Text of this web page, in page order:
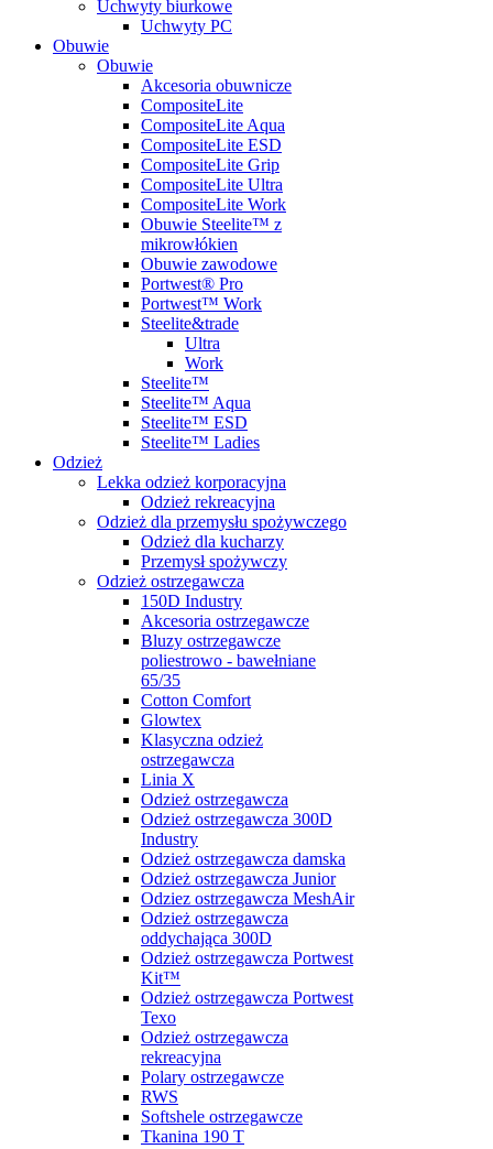
Uchwyty biurkowe
Uchwyty PC
Obuwie
Obuwie
Akcesoria obuwnicze
CompositeLite
CompositeLite Aqua
CompositeLite ESD
CompositeLite Grip
CompositeLite Ultra
CompositeLite Work
Obuwie Steelite™ z
mikrowłókien
Obuwie zawodowe
Portwest® Pro
Portwest™ Work
Steelite&trade
Ultra
Work
Steelite™
Steelite™ Aqua
Steelite™ ESD
Steelite™ Ladies
Odzież
Lekka odzież korporacyjna
Odzież rekreacyjna
Odzież dla przemysłu spożywczego
Odzież dla kucharzy
Przemysł spożywczy
Odzież ostrzegawcza
150D Industry
Akcesoria ostrzegawcze
Bluzy ostrzegawcze
poliestrowo - bawełniane
65/35
Cotton Comfort
Glowtex
Klasyczna odzież
ostrzegawcza
Linia X
Odzież ostrzegawcza
Odzież ostrzegawcza 300D
Industry
Odzież ostrzegawcza damska
Odzież ostrzegawcza Junior
Odziez ostrzegawcza MeshAir
Odzież ostrzegawcza
oddychająca 300D
Odzież ostrzegawcza Portwest
Kit™
Odzież ostrzegawcza Portwest
Texo
Odzież ostrzegawcza
rekreacyjna
Polary ostrzegawcze
RWS
Softshele ostrzegawcze
Tkanina 190 T